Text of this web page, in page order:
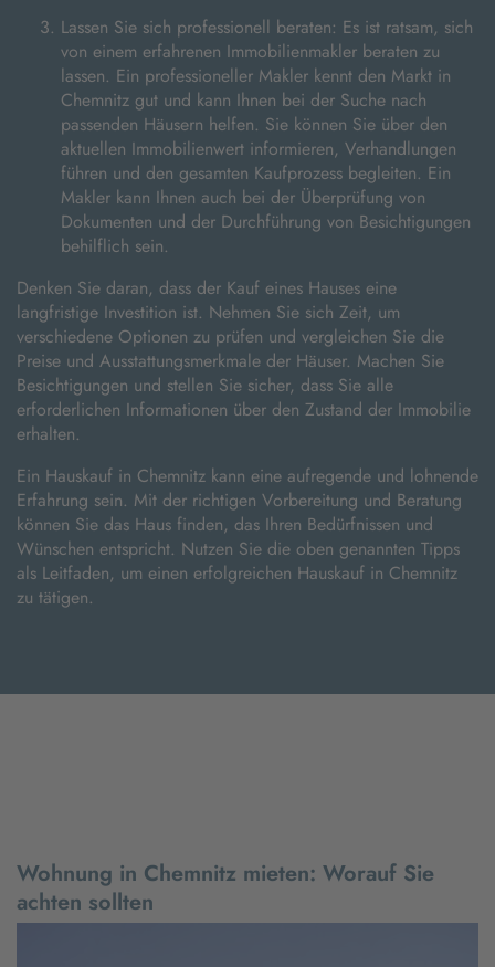
Lassen Sie sich professionell beraten: Es ist ratsam, sich
von einem erfahrenen Immobilienmakler beraten zu
lassen. Ein professioneller Makler kennt den Markt in
Chemnitz gut und kann Ihnen bei der Suche nach
passenden Häusern helfen. Sie können Sie über den
aktuellen Immobilienwert informieren, Verhandlungen
führen und den gesamten Kaufprozess begleiten. Ein
Makler kann Ihnen auch bei der Überprüfung von
Dokumenten und der Durchführung von Besichtigungen
behilflich sein.
Denken Sie daran, dass der Kauf eines Hauses eine
langfristige Investition ist. Nehmen Sie sich Zeit, um
verschiedene Optionen zu prüfen und vergleichen Sie die
Preise und Ausstattungsmerkmale der Häuser. Machen Sie
Besichtigungen und stellen Sie sicher, dass Sie alle
erforderlichen Informationen über den Zustand der Immobilie
erhalten.
Ein Hauskauf in Chemnitz kann eine aufregende und lohnende
Erfahrung sein. Mit der richtigen Vorbereitung und Beratung
können Sie das Haus finden, das Ihren Bedürfnissen und
Wünschen entspricht. Nutzen Sie die oben genannten Tipps
als Leitfaden, um einen erfolgreichen Hauskauf in Chemnitz
zu tätigen.
Wohnung in Chemnitz mieten: Worauf Sie
achten sollten